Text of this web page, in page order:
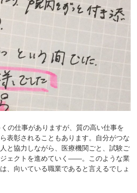
の仕事がありますが、質の高い仕事を
表彰されることもあります。自分がつな
と協力しながら、医療機関ごと、試験ご
ェクトを進めていく――。このような業
、向いている職業であると言えるでしょ